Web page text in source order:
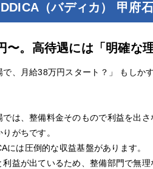
（バディカ） 甲府
〜。高待遇には「明確な
で、月給38万円スタート？」 もし
では、整備料金そのもので利益を出
がちです。
には圧倒的な収益基盤があります。
益が出ているため、整備部門で無理